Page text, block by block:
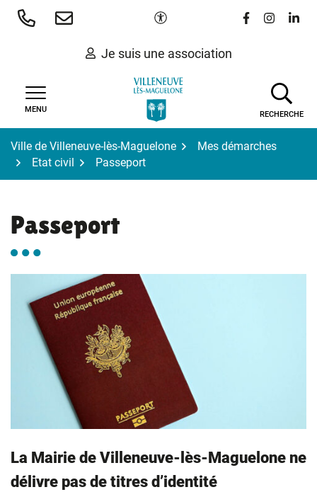
Aller
Paramètres d'accessibilité
Lien vers le
Lien vers
Lien
Je suis une association
MENU
RECHERCHE
Ville de Villeneuve-lès-Maguelone
Mes démarches
Etat civil
Passeport
Passeport
La Mairie de Villeneuve-lès-Maguelone ne
délivre pas de titres d’identité